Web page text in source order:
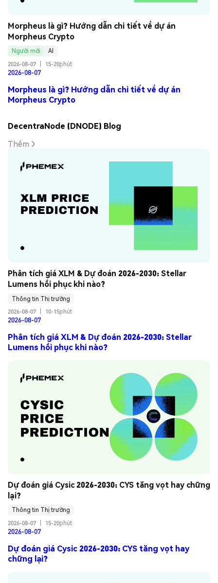
Morpheus là gì? Hướng dẫn chi tiết về dự án
Morpheus Crypto
Người mới
AI
2026-08-07
15-20phút
2026-08-07
Morpheus là gì? Hướng dẫn chi tiết về dự án
Morpheus Crypto
DecentraNode (DNODE) Blog
Thêm
Phân tích giá XLM & Dự đoán 2026-2030: Stellar
Lumens hồi phục khi nào?
Thông tin Thị trường
2026-08-07
10-15phút
2026-08-07
Phân tích giá XLM & Dự đoán 2026-2030: Stellar
Lumens hồi phục khi nào?
Dự đoán giá Cysic 2026-2030: CYS tăng vọt hay chững
lại?
Thông tin Thị trường
2026-08-07
15-20phút
2026-08-07
Dự đoán giá Cysic 2026-2030: CYS tăng vọt hay
chững lại?